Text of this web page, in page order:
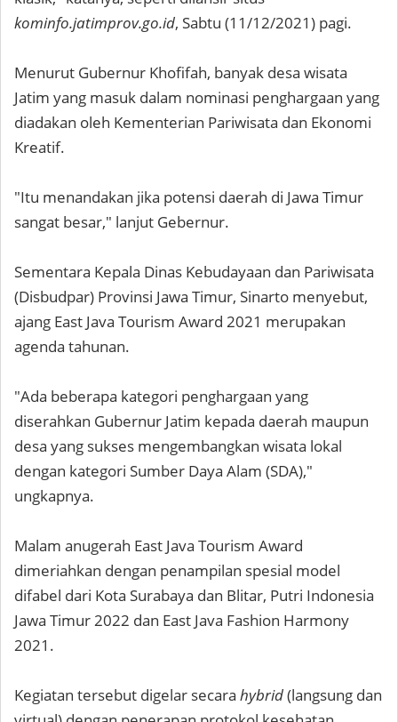
kominfo.jatimprov.go.id, Sabtu (11/12/2021) pagi.
Menurut Gubernur Khofifah, banyak desa wisata
Jatim yang masuk dalam nominasi penghargaan yang
diadakan oleh Kementerian Pariwisata dan Ekonomi
Kreatif.
"Itu menandakan jika potensi daerah di Jawa Timur
sangat besar," lanjut Gebernur.
Sementara Kepala Dinas Kebudayaan dan Pariwisata
(Disbudpar) Provinsi Jawa Timur, Sinarto menyebut,
ajang East Java Tourism Award 2021 merupakan
agenda tahunan.
"Ada beberapa kategori penghargaan yang
diserahkan Gubernur Jatim kepada daerah maupun
desa yang sukses mengembangkan wisata lokal
dengan kategori Sumber Daya Alam (SDA),"
ungkapnya.
Malam anugerah East Java Tourism Award
dimeriahkan dengan penampilan spesial model
difabel dari Kota Surabaya dan Blitar, Putri Indonesia
Jawa Timur 2022 dan East Java Fashion Harmony
2021.
Kegiatan tersebut digelar secara hybrid(langsung dan